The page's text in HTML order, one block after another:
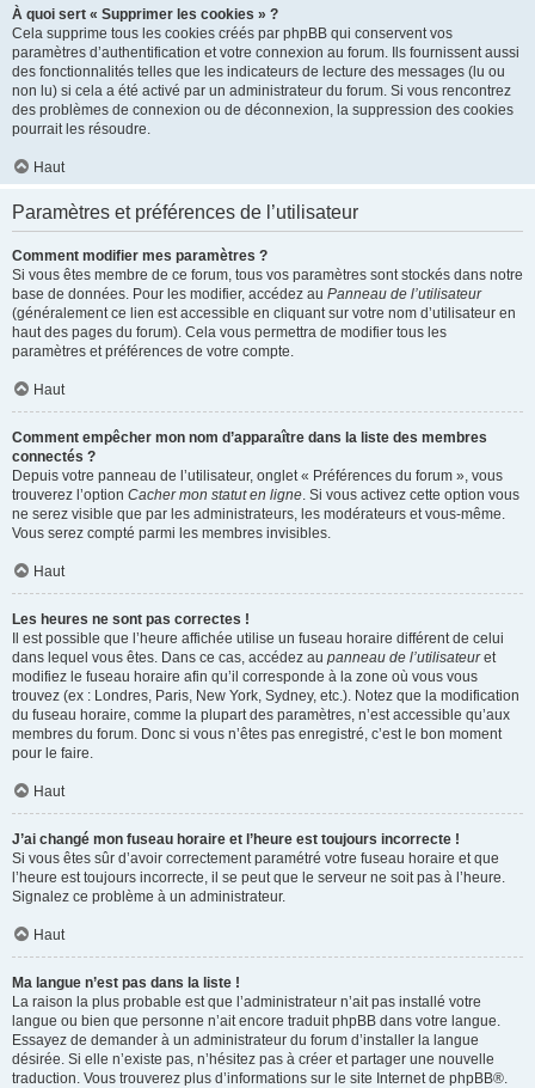
À quoi sert « Supprimer les cookies » ?
Cela supprime tous les cookies créés par phpBB qui conservent vos
paramètres d’authentification et votre connexion au forum. Ils fournissent aussi
des fonctionnalités telles que les indicateurs de lecture des messages (lu ou
non lu) si cela a été activé par un administrateur du forum. Si vous rencontrez
des problèmes de connexion ou de déconnexion, la suppression des cookies
pourrait les résoudre.
Haut
Paramètres et préférences de l’utilisateur
Comment modifier mes paramètres ?
Si vous êtes membre de ce forum, tous vos paramètres sont stockés dans notre
base de données. Pour les modifier, accédez au Panneau de l’utilisateur
(généralement ce lien est accessible en cliquant sur votre nom d’utilisateur en
haut des pages du forum). Cela vous permettra de modifier tous les
paramètres et préférences de votre compte.
Haut
Comment empêcher mon nom d’apparaître dans la liste des membres
connectés ?
Depuis votre panneau de l’utilisateur, onglet « Préférences du forum », vous
trouverez l’option Cacher mon statut en ligne. Si vous activez cette option vous
ne serez visible que par les administrateurs, les modérateurs et vous-même.
Vous serez compté parmi les membres invisibles.
Haut
Les heures ne sont pas correctes !
Il est possible que l’heure affichée utilise un fuseau horaire différent de celui
dans lequel vous êtes. Dans ce cas, accédez au panneau de l’utilisateuret
modifiez le fuseau horaire afin qu’il corresponde à la zone où vous vous
trouvez (ex : Londres, Paris, New York, Sydney, etc.). Notez que la modification
du fuseau horaire, comme la plupart des paramètres, n’est accessible qu’aux
membres du forum. Donc si vous n’êtes pas enregistré, c’est le bon moment
pour le faire.
Haut
J’ai changé mon fuseau horaire et l’heure est toujours incorrecte !
Si vous êtes sûr d’avoir correctement paramétré votre fuseau horaire et que
l’heure est toujours incorrecte, il se peut que le serveur ne soit pas à l’heure.
Signalez ce problème à un administrateur.
Haut
Ma langue n’est pas dans la liste !
La raison la plus probable est que l’administrateur n’ait pas installé votre
langue ou bien que personne n’ait encore traduit phpBB dans votre langue.
Essayez de demander à un administrateur du forum d’installer la langue
désirée. Si elle n’existe pas, n’hésitez pas à créer et partager une nouvelle
traduction. Vous trouverez plus d’informations sur le site Internet de phpBB®.